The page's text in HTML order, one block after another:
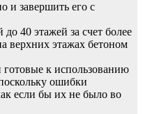
и завершить его с
40 этажей за счет более
верхних этажах бетоном
к использованию
ошибки
если бы их не было во